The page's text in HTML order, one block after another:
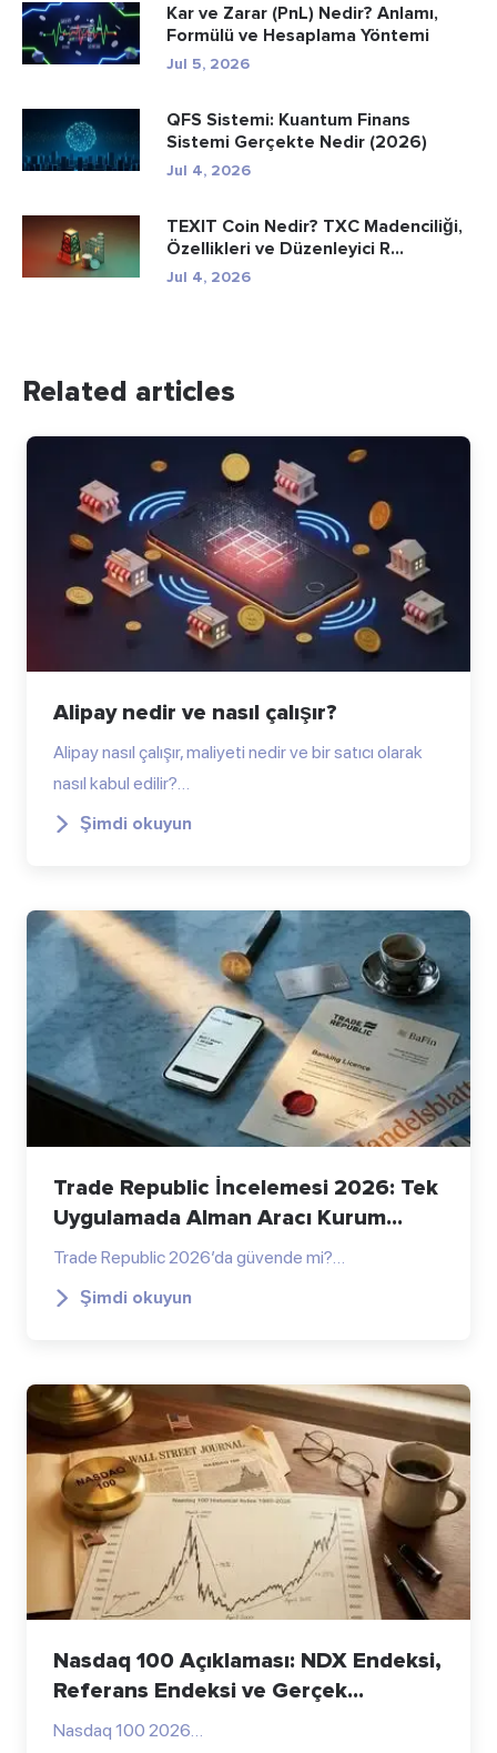
Kar ve Zarar (PnL) Nedir? Anlamı,
Formülü ve Hesaplama Yöntemi
Jul 5, 2026
QFS Sistemi: Kuantum Finans
Sistemi Gerçekte Nedir (2026)
Jul 4, 2026
TEXIT Coin Nedir? TXC Madenciliği,
Özellikleri ve Düzenleyici R...
Jul 4, 2026
Related articles
Alipay nedir ve nasıl çalışır?
Alipay nasıl çalışır, maliyeti nedir ve bir satıcı olarak
nasıl kabul edilir?…
Şimdi okuyun
Trade Republic İncelemesi 2026: Tek
Uygulamada Alman Aracı Kurum...
Trade Republic 2026’da güvende mi?…
Şimdi okuyun
Nasdaq 100 Açıklaması: NDX Endeksi,
Referans Endeksi ve Gerçek...
Nasdaq 100 2026…